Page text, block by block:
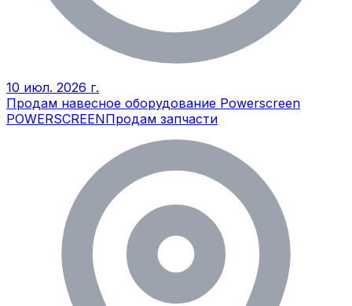
10 июл. 2026 г.
Продам навесное оборудование Powerscreen
POWERSCREENПродам запчасти